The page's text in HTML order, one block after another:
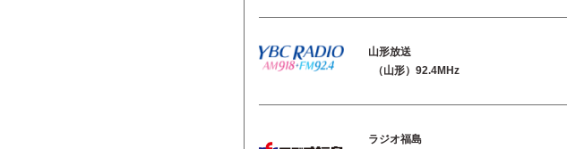
山形放送
（山形）92.4MHz
ラジオ福島